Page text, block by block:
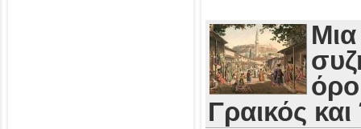
Μια
Γραικός